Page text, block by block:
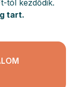
tól kezdődik.
tart.